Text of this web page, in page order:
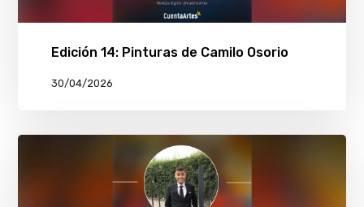
Edición 14: Pinturas de Camilo Osorio
30/04/2026